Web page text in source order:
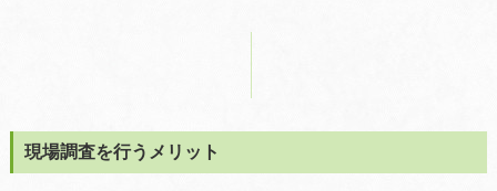
現場調査を行うメリット